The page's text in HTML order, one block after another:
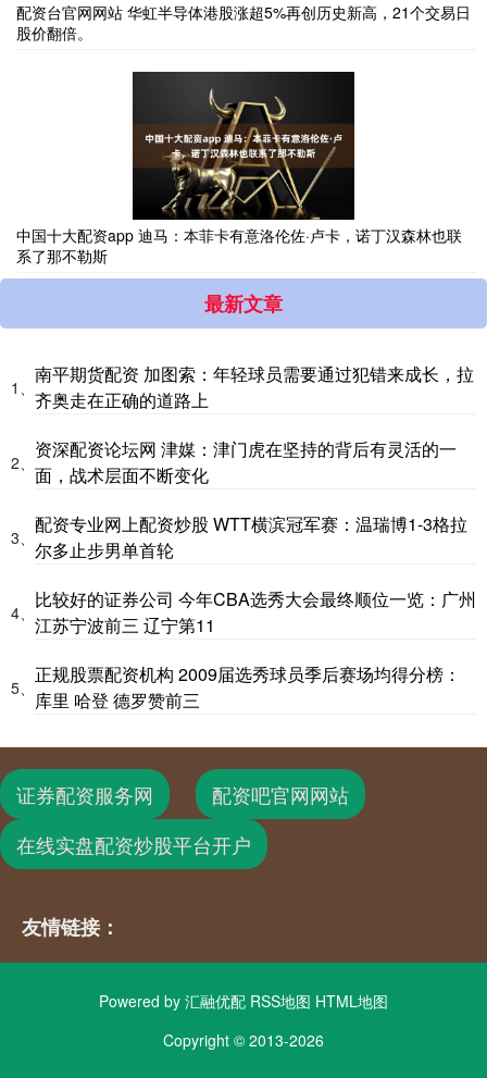
配资台官网网站 华虹半导体港股涨超5%再创历史新高，21个交易日
股价翻倍。
中国十大配资app 迪马：本菲卡有意洛伦佐·卢卡，诺丁汉森林也联
系了那不勒斯
最新文章
1、
南平期货配资 加图索：年轻球员需要通过犯错来成长，拉
齐奥走在正确的道路上
2、
资深配资论坛网 津媒：津门虎在坚持的背后有灵活的一
面，战术层面不断变化
3、
配资专业网上配资炒股 WTT横滨冠军赛：温瑞博1-3格拉
尔多止步男单首轮
4、
比较好的证券公司 今年CBA选秀大会最终顺位一览：广州
江苏宁波前三 辽宁第11
5、
正规股票配资机构 2009届选秀球员季后赛场均得分榜：
库里 哈登 德罗赞前三
证券配资服务网
配资吧官网网站
在线实盘配资炒股平台开户
友情链接：
Powered by 汇融优配 RSS地图 HTML地图
Copyright © 2013-2026